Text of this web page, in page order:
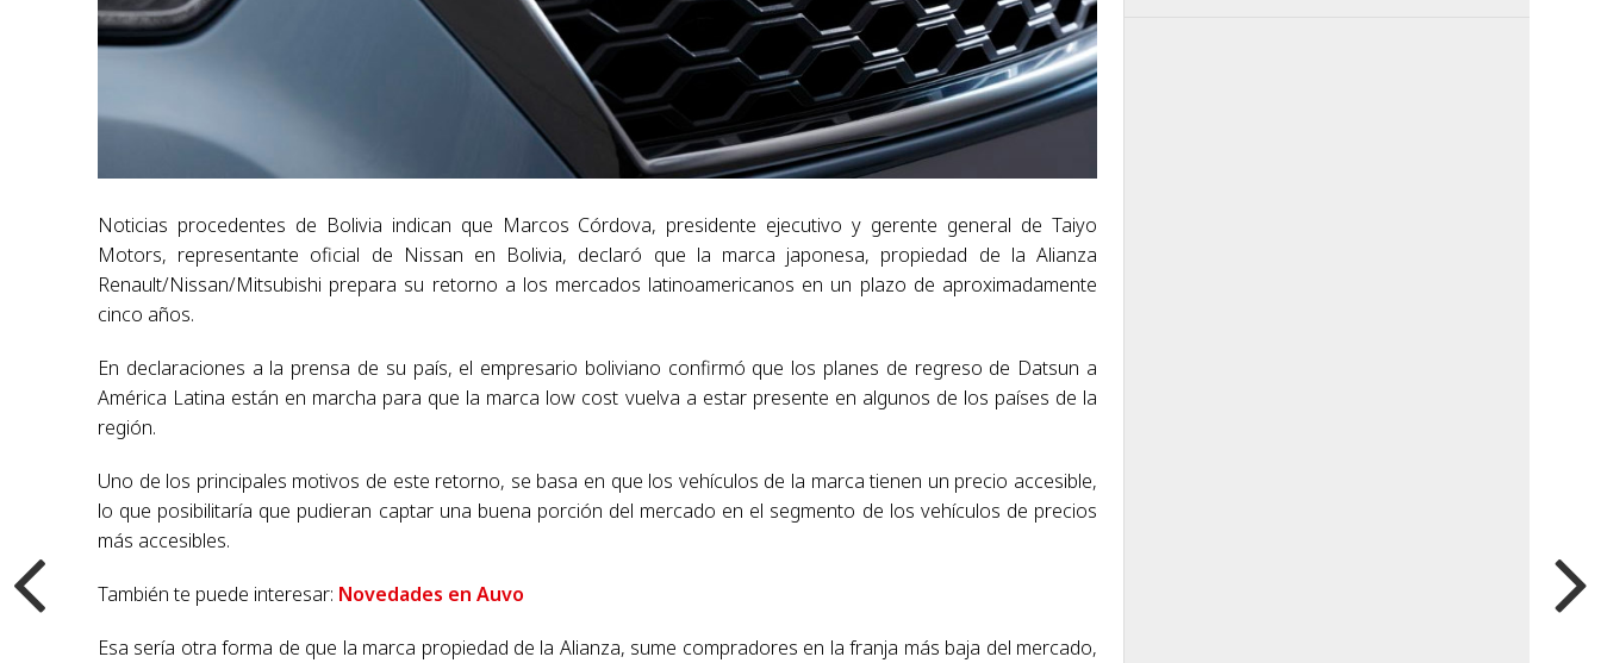
Noticias procedentes de Bolivia indican que Marcos Córdova, presidente ejecutivo y gerente general de Taiyo
Motors, representante oficial de Nissan en Bolivia, declaró que la marca japonesa, propiedad de la Alianza
Renault/Nissan/Mitsubishi prepara su retorno a los mercados latinoamericanos en un plazo de aproximadamente
cinco años.
En declaraciones a la prensa de su país, el empresario boliviano confirmó que los planes de regreso de Datsun a
América Latina están en marcha para que la marca low cost vuelva a estar presente en algunos de los países de la
región.
Uno de los principales motivos de este retorno, se basa en que los vehículos de la marca tienen un precio accesible,
lo que posibilitaría que pudieran captar una buena porción del mercado en el segmento de los vehículos de precios
más accesibles.
También te puede interesar: Novedades en Auvo
Esa sería otra forma de que la marca propiedad de la Alianza, sume compradores en la franja más baja del mercado,